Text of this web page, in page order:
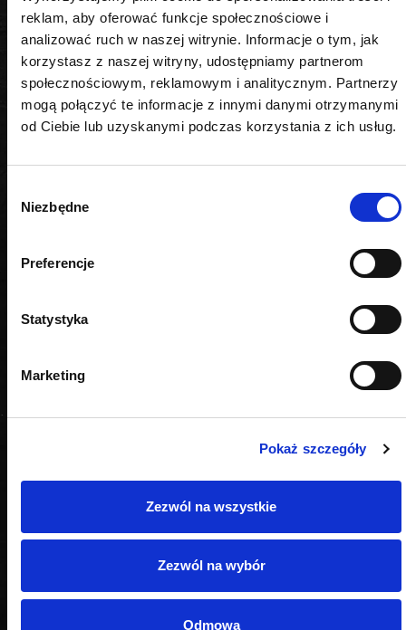
reklam, aby oferować funkcje społecznościowe i
analizować ruch w naszej witrynie. Informacje o tym, jak
korzystasz z naszej witryny, udostępniamy partnerom
społecznościowym, reklamowym i analitycznym. Partnerzy
mogą połączyć te informacje z innymi danymi otrzymanymi
od Ciebie lub uzyskanymi podczas korzystania z ich usług.
zgody
Niezbędne
Preferencje
Statystyka
Marketing
Pokaż szczegóły
Zezwól na wszystkie
Zezwól na wybór
Odmowa
PODOBNE PRODUKTY
OPINIE